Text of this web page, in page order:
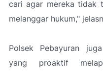
cari agar mereka tidak
melanggar hukum,"
Polsek Pebayuran
yang proaktif